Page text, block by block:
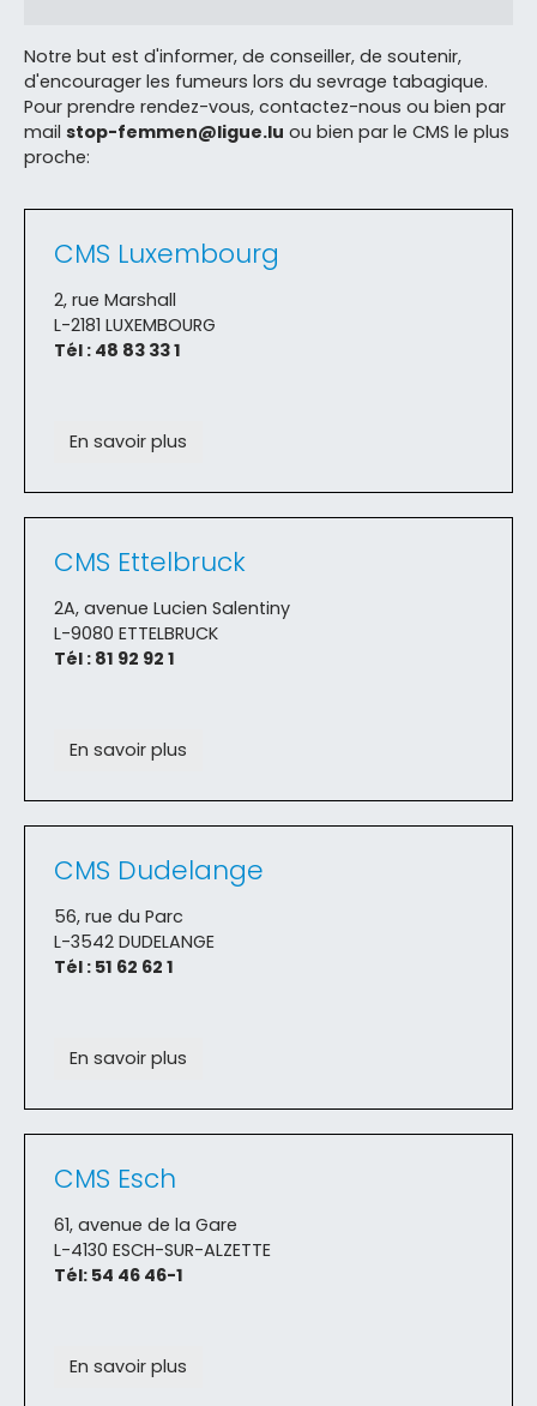
Notre but est d'informer, de conseiller, de soutenir,
d'encourager les fumeurs lors du sevrage tabagique.
Pour prendre rendez-vous, contactez-nous ou bien par
mail stop-femmen@ligue.lu ou bien par le CMS le plus
proche:
CMS Luxembourg
2, rue Marshall
L-2181 LUXEMBOURG
Tél : 48 83 33 1
En savoir plus
CMS Ettelbruck
2A, avenue Lucien Salentiny
L-9080 ETTELBRUCK
Tél : 81 92 92 1
En savoir plus
CMS Dudelange
56, rue du Parc
L-3542 DUDELANGE
Tél : 51 62 62 1
En savoir plus
CMS Esch
61, avenue de la Gare
L-4130 ESCH-SUR-ALZETTE
Tél: 54 46 46-1
En savoir plus